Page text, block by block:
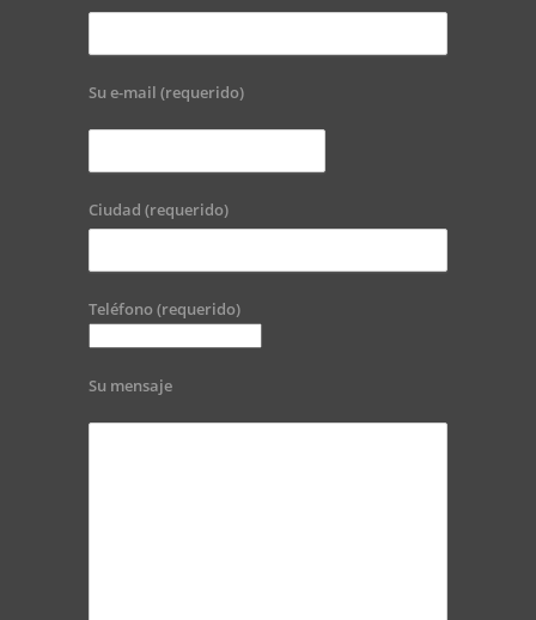
Su e-mail (requerido)
Ciudad (requerido)
Teléfono (requerido)
Su mensaje